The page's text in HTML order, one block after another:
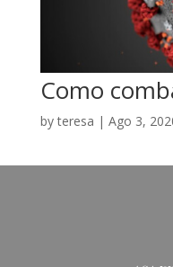
Como
byteresa | Ago 3,